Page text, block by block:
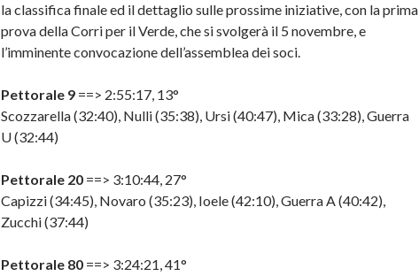
la classifica finale ed il dettaglio sulle prossime iniziative, con la prima
prova della Corri per il Verde, che si svolgerà il 5 novembre, e
l’imminente convocazione dell’assemblea dei soci.
Pettorale 9 ==> 2:55:17, 13°
Scozzarella (32:40), Nulli (35:38), Ursi (40:47), Mica (33:28), Guerra
U (32:44)
Pettorale 20 ==> 3:10:44, 27°
Capizzi (34:45), Novaro (35:23), Ioele (42:10), Guerra A (40:42),
Zucchi (37:44)
Pettorale 80 ==> 3:24:21, 41°